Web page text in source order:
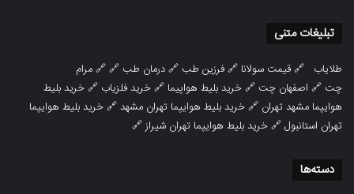
تبلیغات متنی
طلایاب 🔗قیمت سولانا 🔗فرزین طب 🔗درمان طب 🔗 🔗مرام
چت 🔗 اصفهان چت 🔗خرید بلیط هواپیما 🔗خرید فلزیاب 🔗خرید بلیط
هوایپما مشهد تهران 🔗خرید بلیط هوایپما تهران مشهد🔗خرید بلیط هوایپما
تهران استانبول🔗خرید بلیط هوایپما تهران شیراز🔗
دسته‌ها